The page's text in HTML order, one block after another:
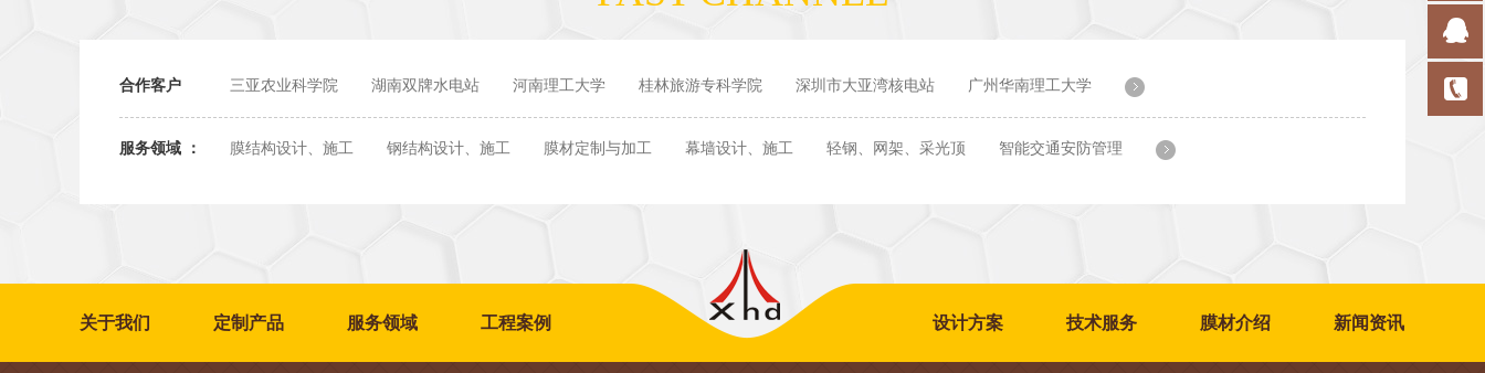
合作客户 三亚农业科学院 湖南双牌水电站 河南理工大学 桂林旅游专科学院 深圳市大亚湾核电站 广州华南理工大学
服务领域 ： 膜结构设计、施工 钢结构设计、施工 膜材定制与加工 幕墙设计、施工 轻钢、网架、采光顶 智能交通安防管理
关于我们 定制产品 服务领域 工程案例 设计方案 技术服务 膜材介绍 新闻资讯